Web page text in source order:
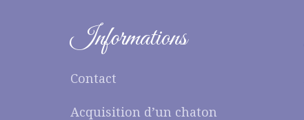
Informations
Contact
Acquisition d’un chaton